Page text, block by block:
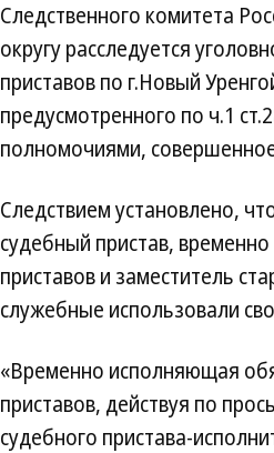
Следственного комитета
округу расследуется
приставов по г.Новый
предусмотренного по ч.1
полномочиями,
Следствием установлено,
судебный пристав,
приставов и заместитель
служебные использовали
«Временно исполняющая
приставов, действуя по
судебного пристава-